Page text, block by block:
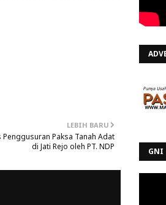
LEBIH BARU
Penggusuran Paksa Tanah Adat
di Jati Rejo oleh PT. NDP
GNI